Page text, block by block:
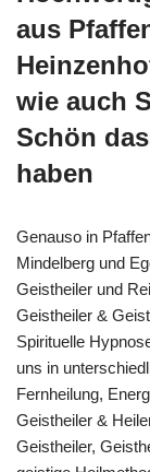
aus
wie auch
Schön
haben
Genauso in
Mindelberg und
Geistheiler und
Geistheiler &
Spirituelle
uns in
Fernheilung,
Geistheiler &
Geistheiler,